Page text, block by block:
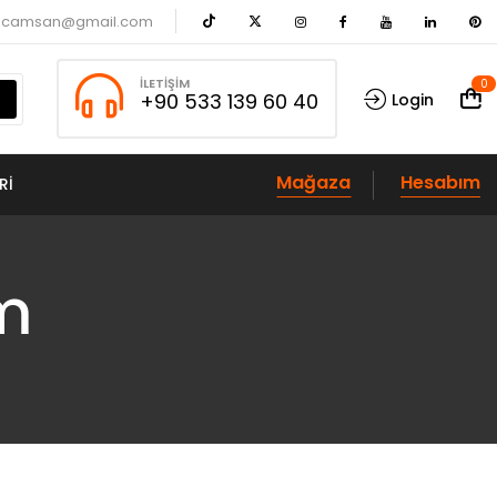
İLETIŞIM
+90 533 139 60 40 Login
0
Mağaza Hesabım